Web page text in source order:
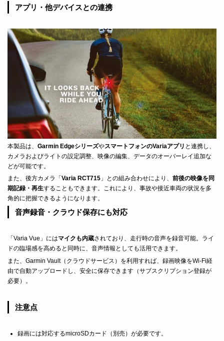
アプリ・他デバイスとの連携
本製品は、 Garmin EdgeシリーズやスマートフォンのVariaアプリ と連携し、
カメラおよびライトの設定調整、映像の編集、データのオーバーレイ追加な
どが可能です。
また、後方カメラ「 Varia RCT715 」との組み合わせにより、 前後の映像を同
期記録・再生することもできます。これにより、事故や接近車両の状況を多
角的に把握できるようになります。
音声録音・クラウド保存にも対応
「Varia Vue」にはマイクも内蔵されており、走行時の音声を録音可能。ライ
ドの臨場感を高めると同時に、音声情報としても活用できます。
また、Garmin Vault（クラウドサービス）を利用すれば、録画映像をWi-Fi経
由で自動アップロードし、安全に保存できます（サブスクリプション登録が
必要）。
注意点
録画には対応するmicroSDカード（別売）が必要です。